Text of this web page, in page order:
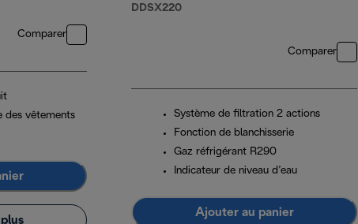
Comparer
des vêtements
DDSX220
Comparer
Système de filtration 2 actions
Fonction de blanchisserie
Gaz réfrigérant R290
Indicateur de niveau d’eau
Ajouter au panier